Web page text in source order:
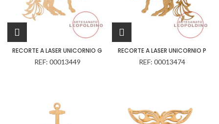
RECORTE A LASER UNICORNIO G
REF: 00013449
RECORTE A LASER UNICORNIO P
REF: 00013474